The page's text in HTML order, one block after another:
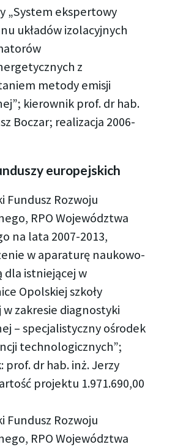
„System ekspertowy
układów izolacyjnych
z
metody emisji
kierownik prof. dr hab.
Boczar; realizacja 2006-
europejskich
Fundusz Rozwoju
RPO Województwa
na lata 2007-2013,
w aparaturę naukowo-
dla istniejącej w
Opolskiej szkoły
zakresie diagnostyki
– specjalistyczny ośrodek
technologicznych”;
prof. dr hab. inż. Jerzy
projektu 1.971.690,00
Fundusz Rozwoju
RPO Województwa